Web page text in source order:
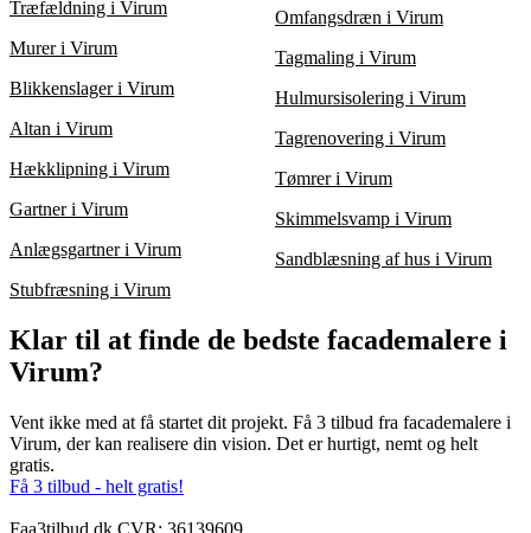
Træfældning i Virum
Murer i Virum
Blikkenslager i Virum
Altan i Virum
Hækklipning i Virum
Gartner i Virum
Anlægsgartner i Virum
Stubfræsning i Virum
Omfangsdræn i Virum
Tagmaling i Virum
Hulmursisolering i Virum
Tagrenovering i Virum
Tømrer i Virum
Skimmelsvamp i Virum
Sandblæsning af hus i Virum
Klar til at finde de bedste facademalere i
Virum?
Vent ikke med at få startet dit projekt. Få 3 tilbud fra facademalere i
Virum, der kan realisere din vision. Det er hurtigt, nemt og helt
gratis.
Få 3 tilbud - helt gratis!